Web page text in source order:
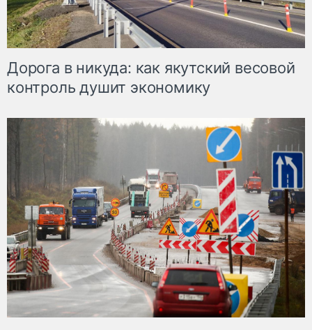
Дорога в никуда: как якутский весовой
контроль душит экономику